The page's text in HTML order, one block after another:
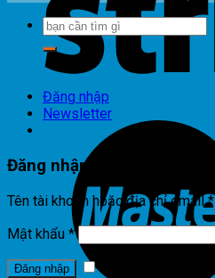
Đăng nhập
Newsletter
Đăng nhập
Tên tài khoản hoặc địa chỉ email*
Mật khẩu *
Đăng nhập